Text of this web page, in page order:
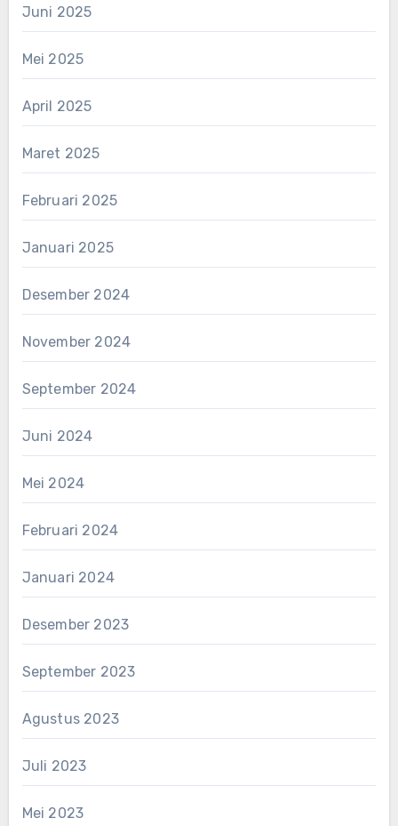
Juni 2025
Mei 2025
April 2025
Maret 2025
Februari 2025
Januari 2025
Desember 2024
November 2024
September 2024
Juni 2024
Mei 2024
Februari 2024
Januari 2024
Desember 2023
September 2023
Agustus 2023
Juli 2023
Mei 2023